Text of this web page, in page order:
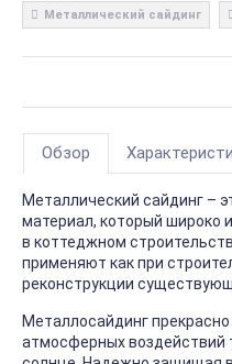
Металлический сайдинг
Обзор
Металлический сайдинг –
материал, который широко
в коттеджном
применяют как при
реконструкции
Металлосайдинг
атмосферных воздействий